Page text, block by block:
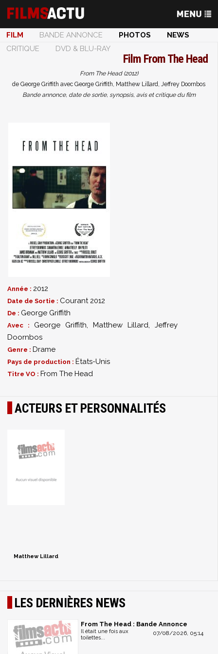
FILM BANDE ANNONCE PHOTOS
NEWS
CRITIQUE
DVD & BLU-RAY
Film From The Head
From The Head (2012)
de George Griffith avec George Griffith, Matthew Lillard, Jeffrey Doornbos
Bande annonce, date de sortie, synopsis, avis et critique du film
Année : 2012
Date de Sortie : Courant 2012
De : George Griffith
Avec : George Griffith, Matthew Lillard, Jeffrey
Doornbos
Genre : Drame
Pays de production : États-Unis
Titre VO : From The Head
ACTEURS ET PERSONNALITÉS
Matthew Lillard
LES DERNIÈRES NEWS
From The Head : Bande Annonce
07/08/2026, 05:14
Il était une fois aux
toilettes...